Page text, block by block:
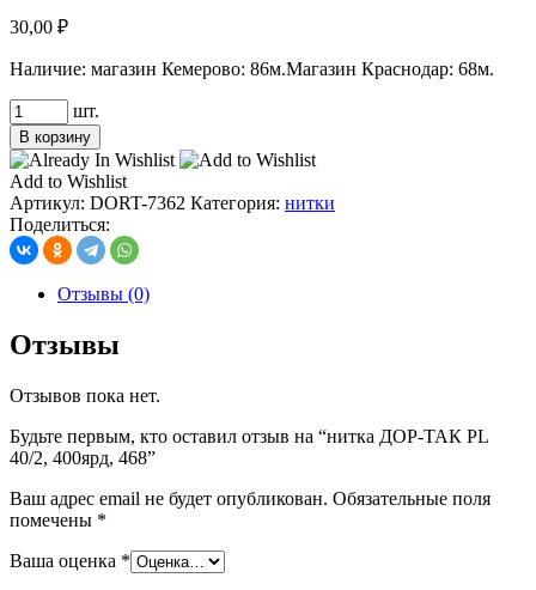
30,00 ₽
Наличие: магазин Кемерово: 86м.Магазин Краснодар: 68м.
Количество
товара
нитка
ДОР-
ТАК
PL
40/2,
400ярд,
шт.
В корзину
Add to Wishlist
Артикул: DORT-7362 Категория: нитки
Поделиться:
Отзывы (0)
Отзывы
Отзывов пока нет.
Будьте первым, кто оставил отзыв на “нитка ДОР-ТАК PL
40/2, 400ярд, 468”
Ваш адрес email не будет опубликован. Обязательные поля
помечены *
Ваша оценка *